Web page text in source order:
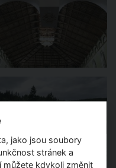
jako jsou soubory
stránek a
můžete kdykoli změnit